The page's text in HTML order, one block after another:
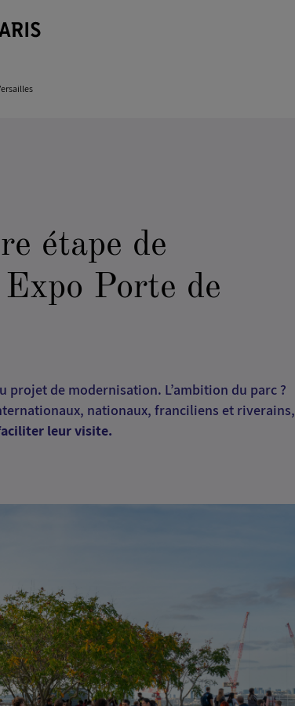
étape de
Porte de
projet de modernisation. L’ambition du parc ?
nationaux, franciliens et riverains,
leur visite.